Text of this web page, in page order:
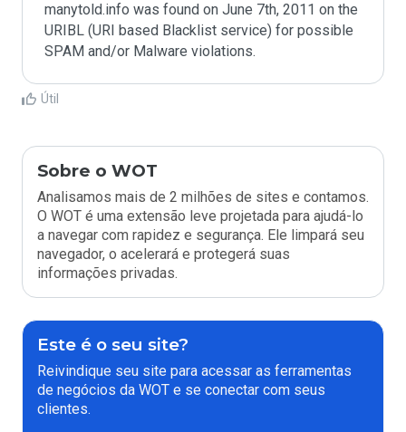
manytold.info was found on June 7th, 2011 on the
URIBL (URI based Blacklist service) for possible
Útil
Sobre o WOT
Analisamos mais de 2 milhões de sites e contamos.
O WOT é uma extensão leve projetada para ajudá-lo
a navegar com rapidez e segurança. Ele limpará seu
navegador, o acelerará e protegerá suas
informações privadas.
Este é o seu site?
Reivindique seu site para acessar as ferramentas
de negócios da WOT e se conectar com seus
clientes.